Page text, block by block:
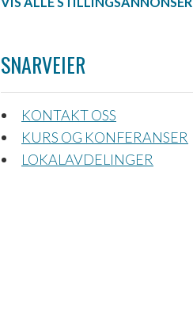
SNARVEIER
KONTAKT OSS
KURS OG KONFERANSER
LOKALAVDELINGER